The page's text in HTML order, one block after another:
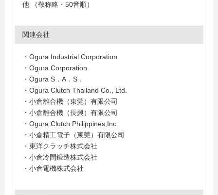
他 （敬称略・50音順）
関連会社
・Ogura Industrial Corporation
・Ogura Corporation
・Ogura S．A．S．
・Ogura Clutch Thailand Co., Ltd.
・小倉離合機（東莞）有限公司
・小倉離合機（長興）有限公司
・Ogura Clutch Philippines,Inc.
・小倉精工電子（東莞）有限公司
・東洋クラッチ株式会社
・小倉冷間鍛造株式会社
・小倉電機株式会社